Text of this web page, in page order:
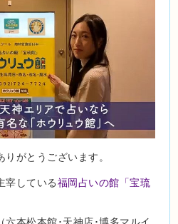
がとうございます。
宰している福岡占いの館「宝琉
（六本松本館･天神店･博多マルイ